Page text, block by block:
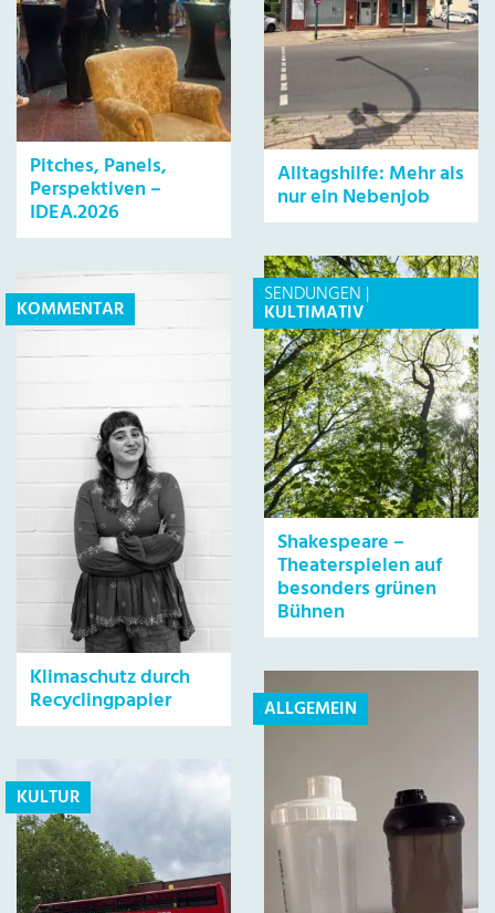
Pitches, Panels,
Perspektiven –
IDEA.2026
KOMMENTAR
Klimaschutz durch
Recyclingpapier
KULTUR
Alltagshilfe: Mehr als
nur ein Nebenjob
SENDUNGEN |
KULTIMATIV
Shakespeare –
Theaterspielen auf
besonders grünen
Bühnen
ALLGEMEIN